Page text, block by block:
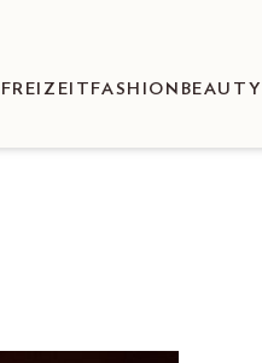
FREIZEIT FASHION BEAUTY